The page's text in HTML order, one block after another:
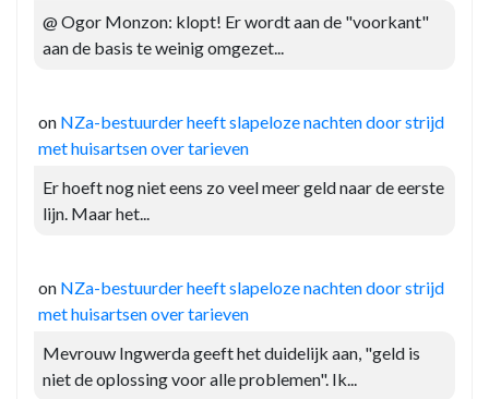
@ Ogor Monzon: klopt! Er wordt aan de "voorkant"
aan de basis te weinig omgezet...
on NZa-bestuurder heeft slapeloze nachten door strijd
met huisartsen over tarieven
Er hoeft nog niet eens zo veel meer geld naar de eerste
lijn. Maar het...
on NZa-bestuurder heeft slapeloze nachten door strijd
met huisartsen over tarieven
Mevrouw Ingwerda geeft het duidelijk aan, "geld is
niet de oplossing voor alle problemen". Ik...